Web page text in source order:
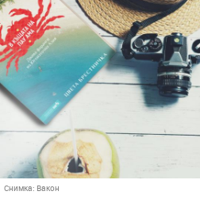
Снимка: Вакон